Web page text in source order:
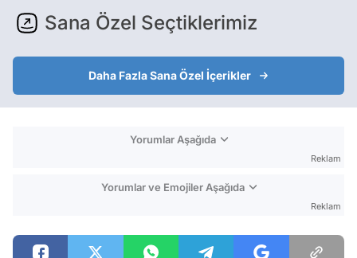
Sana Özel Seçtiklerimiz
Daha Fazla Sana Özel İçerikler
Yorumlar Aşağıda
Reklam
Yorumlar ve Emojiler Aşağıda
Reklam